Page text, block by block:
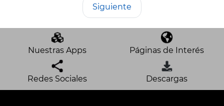
Siguiente
Nuestras Apps Páginas de Interés
Redes Sociales Descargas